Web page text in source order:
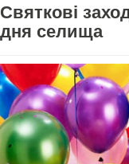
Святкові
дня селища